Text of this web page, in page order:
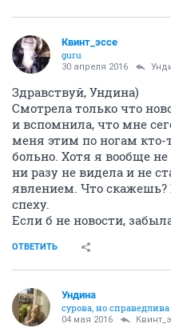
Квинт_эссе
guru
30 апреля 2016
Здравствуй, Ундина)
Смотрела только что
и вспомнила, что мне
меня этим по ногам
больно. Хотя я вообще
ни разу не видела и не
явлением. Что скажешь?
спеху.
Если б не новости,
ОТВЕТИТЬ
Ундинa
сурова, но справедлива
04 мая 2016